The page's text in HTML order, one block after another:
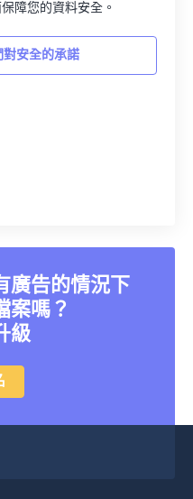
障您的資料安全。
對安全的承諾
廣告的情況下
案嗎？
級